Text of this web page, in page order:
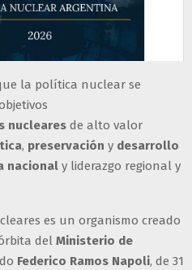
la política nuclear se
nucleares de alto valor
, preservación y desarrollo
nacional y liderazgo regional y
es un organismo creado
del Ministerio de
Federico Ramos Napoli, de 31